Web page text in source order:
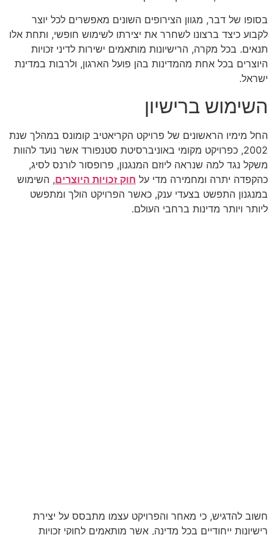
בסופו של דבר, מגוון הצירופים השונים מאפשרים לכל יוצר
לקבוע כיצד ברצונו לשחרר את יצירתו לשימוש חופשי, ותחת אלו
תנאים. בכל מקרה, הרישיונות מותאמים ישירות לדיני זכויות
היוצרים בכל אחת מהמדינות בהן פועל הארגון, ולרבות במדינת
ישראל.
השימוש ברישיון
החל מימיו הראשונים של פרויקט הקריאטיב קומונס במהלך שנת
2002, כפרויקט מקומי באוניברסיטת סטנפורד אשר נועד להוות
משקל נגד למה שנראה ליוזם המנגנון, פרופסור לורנס לסיג,
כהקפדה יתרה ומחמירה מדי על חוק זכויות היוצרים, השימוש
במנגנון התפשט בצעדי ענק, כאשר הפרויקט הולך ומתפשט
ליותר ויותר מדינות ברחבי העולם.
חשוב להדגיש, כי מאחר והפרויקט עצמו מתבסס על יצירת
רישיונות ייחודיים בכל מדינה, אשר מותאמים לחוקי זכויות